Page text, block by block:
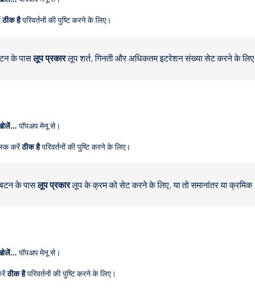
ठीक हैपरिवर्तनों की पुष्टि करने के लिए।
के पासलूप प्रकारलूप शर्त, गिनती और अधिकतम इटरेशन संख्या सेट करने के
पॉपअप मेनू से।
करेंठीक हैपरिवर्तनों की पुष्टि करने के लिए।
के पासलूप प्रकारलूप के क्रम को सेट करने के लिए, या तो समानांतर या
पॉपअप मेनू से।
ठीक हैपरिवर्तनों की पुष्टि करने के लिए।